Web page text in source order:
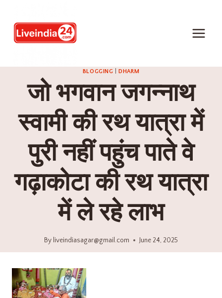
BLOGGING |DHARM
जो भगवान जगन्नाथ
स्वामी की रथ यात्रा में
पुरी नहीं पहुंच पाते वे
गढ़ाकोटा की रथ यात्रा
में ले रहे लाभ
By liveindiasagar@gmail.com June 24, 2025